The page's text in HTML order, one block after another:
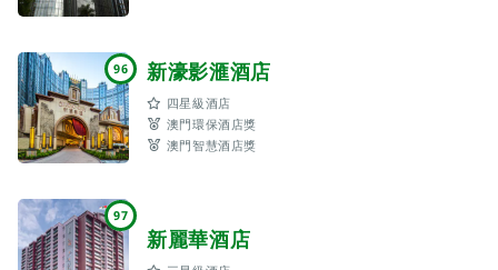
96 新濠影滙酒店
四星級酒店
澳門環保酒店獎
澳門智慧酒店獎
97
新麗華酒店